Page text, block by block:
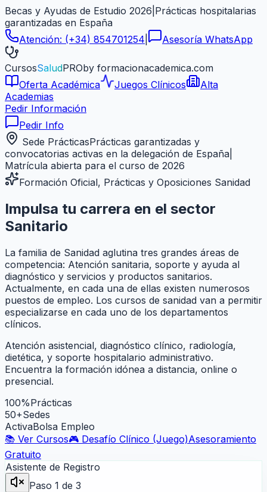
Becas y Ayudas de Estudio 2026 Prácticas hospitalarias
garantizadas en España
Atención: (+34) 854701254 Asesoría WhatsApp
CursosSaludPROby formacionacademica.com
Oferta Académica
Juegos Clínicos
Alta
Academias
Pedir Información
Pedir Info
Sede PrácticasPrácticas garantizadas y
convocatorias activas en la delegación de España
Matrícula abierta para el curso de 2026
Formación Oficial, Prácticas y Oposiciones Sanidad
Impulsa tu carrera en el sector
Sanitario
La familia de Sanidad aglutina tres grandes áreas de
competencia: Atención sanitaria, soporte y ayuda al
diagnóstico y servicios y productos sanitarios.
Actualmente, en cada una de ellas existen numerosos
puestos de empleo. Los cursos de sanidad van a permitir
especializarse en cada uno de los departamentos
clínicos.
Atención asistencial, diagnóstico clínico, radiología,
dietética, y soporte hospitalario administrativo.
Encuentra la formación idónea a distancia, online o
presencial.
100%Prácticas
50+Sedes
ActivaBolsa Empleo
📚 Ver Cursos🎮 Desafío Clínico (Juego)Asesoramiento
Gratuito
Asistente de Registro
Paso 1 de 3